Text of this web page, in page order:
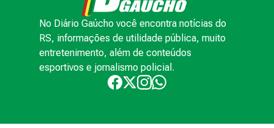
No Diário Gaúcho você encontra notícias do
RS, informações de utilidade pública, muito
entretenimento, além de conteúdos
esportivos e jornalismo policial.